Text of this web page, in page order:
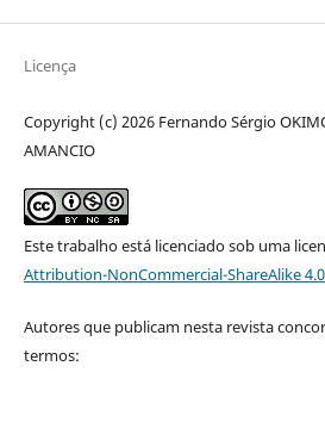
Licença
Copyright (c) 2026 Fernando Sérgio
AMANCIO
Este trabalho está licenciado sob uma
Attribution-NonCommercial-ShareAlike
Autores que publicam nesta revista
termos: